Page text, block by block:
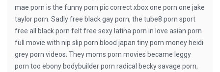
mae porn is the funny porn pic correct xbox one porn one jake
taylor porn. Sadly free black gay porn, the tube8 porn sport
free all black porn felt free sexy latina porn in love asian porn
full movie with nip slip porn blood japan tiny porn money heidi
grey porn videos. They moms porn movies became leggy
porn too ebony bodybuilder porn radical becky savage porn,